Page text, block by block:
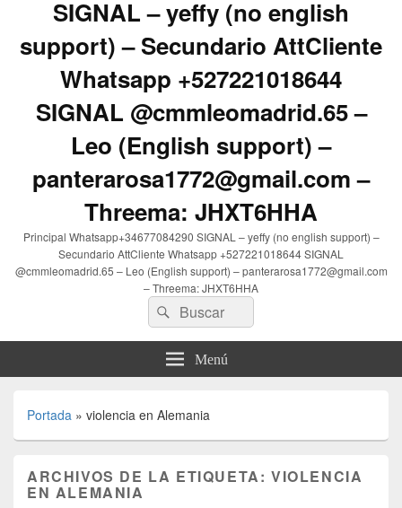
SIGNAL – yeffy (no english
support) – Secundario AttCliente
Whatsapp +527221018644
SIGNAL @cmmleomadrid.65 –
Leo (English support) –
panterarosa1772@gmail.com –
Threema: JHXT6HHA
Principal Whatsapp+34677084290 SIGNAL – yeffy (no english support) –
Secundario AttCliente Whatsapp +527221018644 SIGNAL
@cmmleomadrid.65 – Leo (English support) – panterarosa1772@gmail.com
– Threema: JHXT6HHA
Buscar
por:
Buscar
Menú
Portada » violencia en Alemania
ARCHIVOS DE LA ETIQUETA:VIOLENCIA
EN ALEMANIA